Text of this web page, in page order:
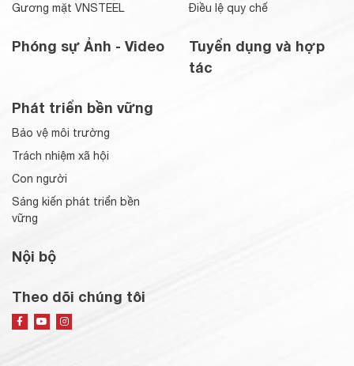
Gương mặt VNSTEEL
Phóng sự Ảnh - Video
Điều lệ quy chế
Tuyển dụng và hợp
tác
Phát triển bền vững
Bảo vệ môi trường
Trách nhiệm xã hội
Con người
Sáng kiến phát triển bền
vững
Nội bộ
Theo dõi chúng tôi